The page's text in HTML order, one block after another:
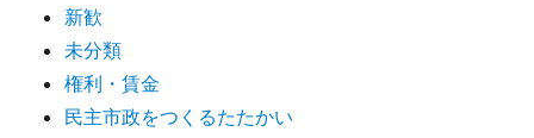
新歓
未分類
権利・賃金
民主市政をつくるたたかい